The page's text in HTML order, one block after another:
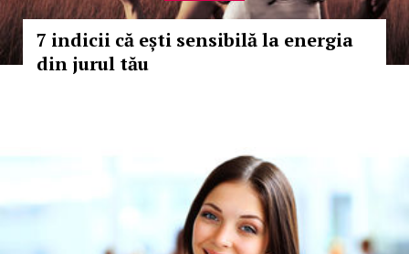
7 indicii că ești sensibilă la energia
din jurul tău